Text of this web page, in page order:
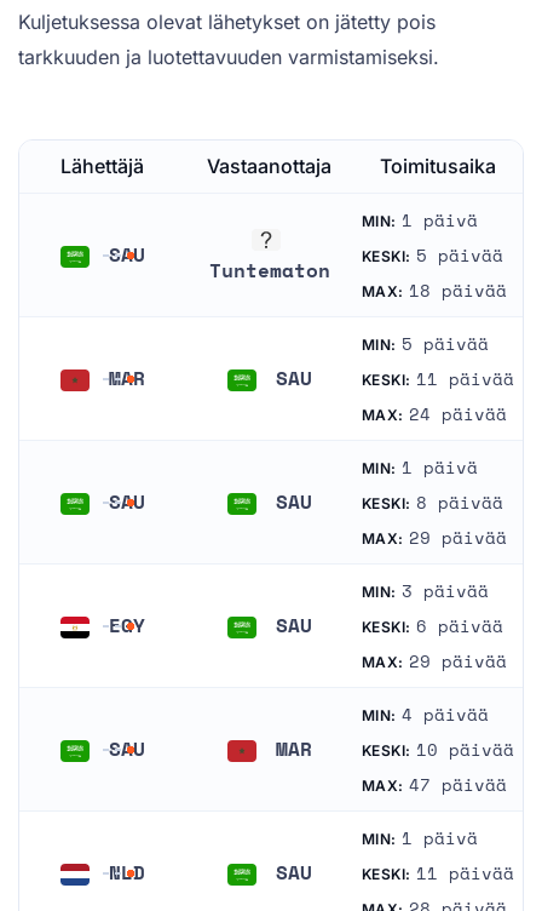
Kuljetuksessa olevat lähetykset on jätetty pois
tarkkuuden ja luotettavuuden varmistamiseksi.
Lähettäjä Vastaanottaja Toimitusaika
SAU
Tuntematon
MIN: 1 päivä
KESKI: 5 päivää
MAX: 18 päivää
MAR SAU
MIN: 5 päivää
KESKI: 11 päivää
MAX: 24 päivää
SAU SAU
MIN: 1 päivä
KESKI: 8 päivää
MAX: 29 päivää
EGY SAU
MIN: 3 päivää
KESKI: 6 päivää
MAX: 29 päivää
SAU MAR
MIN: 4 päivää
KESKI: 10 päivää
MAX: 47 päivää
NLD SAU
MIN: 1 päivä
KESKI: 11 päivää